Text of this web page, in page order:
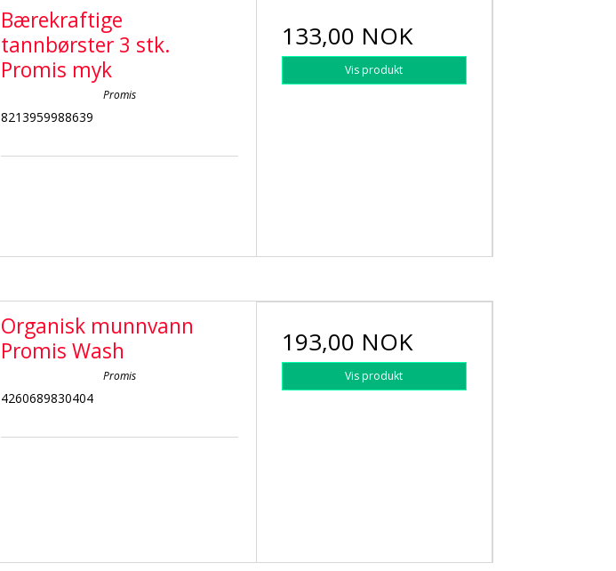
Bærekraftige
tannbørster 3 stk.
Promis myk
Promis
8213959988639
133,00 NOK
Vis produkt
Organisk munnvann
Promis Wash
Promis
4260689830404
193,00 NOK
Vis produkt